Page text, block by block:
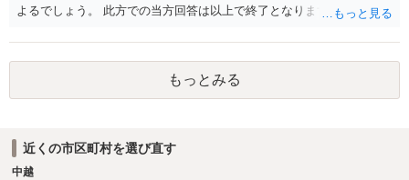
よるでしょう。 此方での当方回答は以上で終了となりますが、参考に
もっとみる
近くの市区町村を選び直す
中越